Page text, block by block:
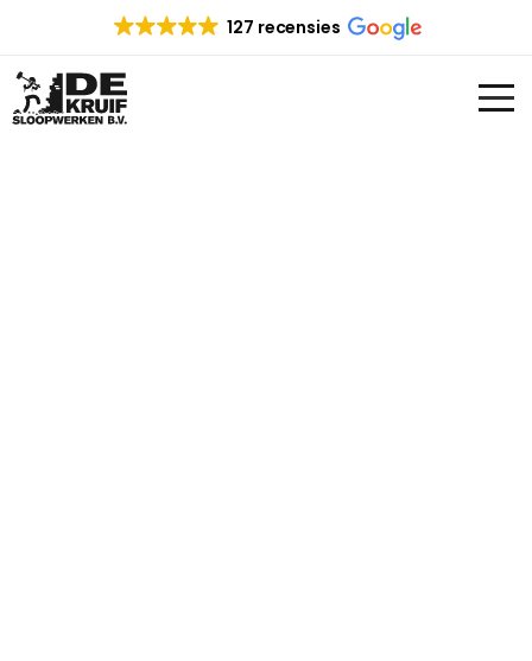
127 recensies